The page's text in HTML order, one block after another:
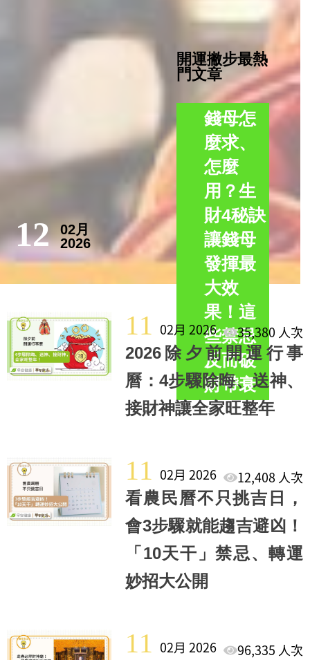
開運撇步最熱
門文章
錢母怎
麼求、
怎麼
用？生
財4秘訣
讓錢母
發揮最
大效
果！這
些禁忌
反而破
財帶衰
12
02月
2026
11 02月 2026
35,380 人次
2026除夕前開運行事
曆：4步驟除晦、送神、
接財神讓全家旺整年
11 02月 2026
12,408 人次
看農民曆不只挑吉日，
會3步驟就能趨吉避凶！
「10天干」禁忌、轉運
妙招大公開
11 02月 2026
96,335 人次